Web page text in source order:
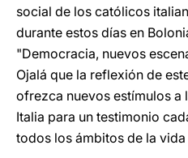
social de los católicos
durante estos días en
"Democracia, nuevos
Ojalá que la reflexión de
ofrezca nuevos estímulos a
Italia para un testimonio
todos los ámbitos de la